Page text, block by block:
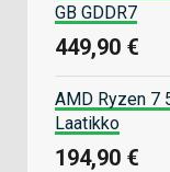
GB GDDR7
449,90 €
AMD Ryzen 7
Laatikko
194,90 €